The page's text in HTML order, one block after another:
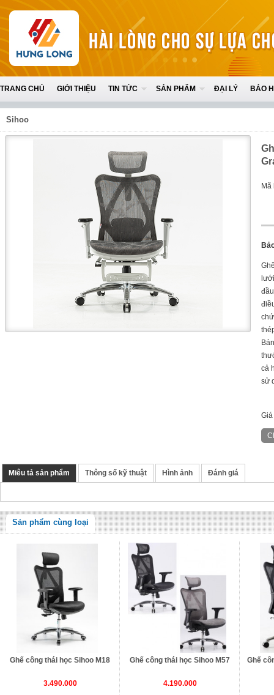
TRANG CHỦ GIỚI THIỆU TIN TỨC SẢN PHẨM ĐẠI LÝ BẢO
Sihoo
Mã
cả
sử
Miêu tả sản phẩm Thông số kỹ thuật Hình ảnh Đánh giá
Sản phẩm cùng loại
Ghế công thái học Sihoo M18
3.490.000
Ghế công thái học Sihoo M57
4.190.000
Ghế